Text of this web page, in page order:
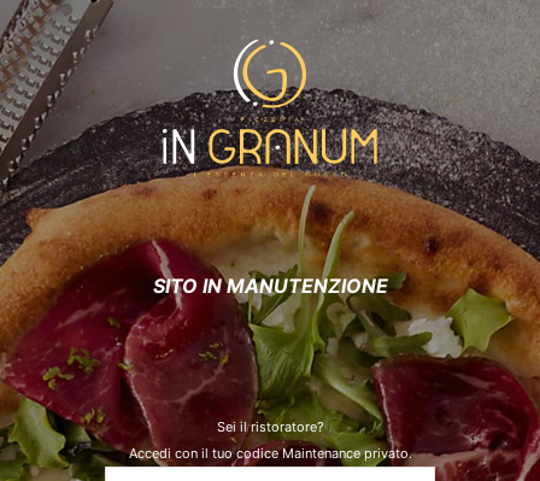
SITO IN MANUTENZIONE
Sei il ristoratore?
Accedi con il tuo codice Maintenance privato.